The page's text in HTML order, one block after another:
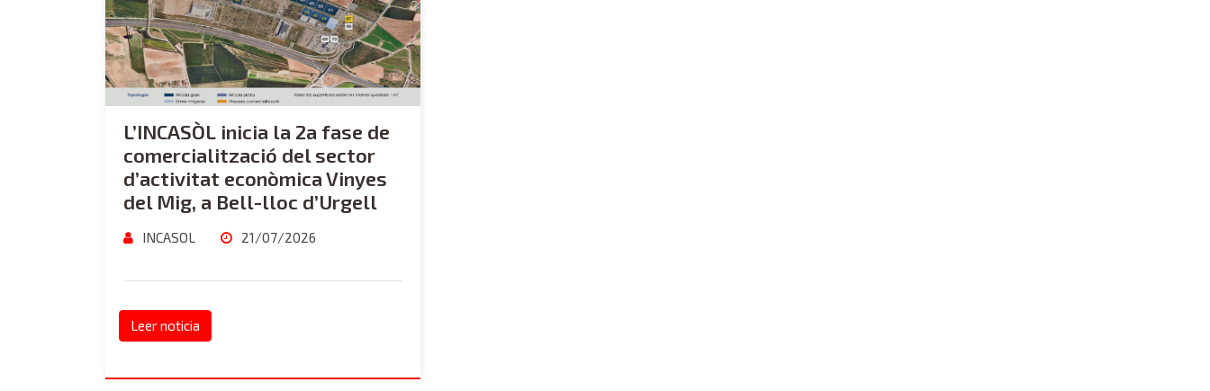
L’INCASÒL inicia la 2a fase de
comercialització del sector
d’activitat econòmica Vinyes
del Mig, a Bell-lloc d’Urgell
INCASOL 21/07/2026
Leer noticia